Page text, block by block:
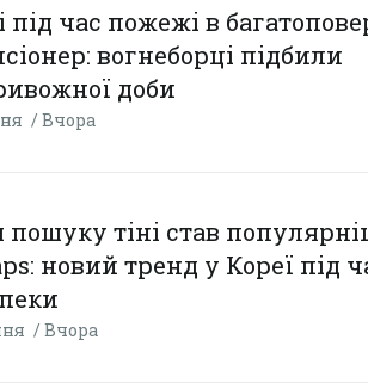
час пожежі в
вогнеборці підбили
доби
Вчора
пошуку тіні став
новий тренд у Кореї під
Вчора